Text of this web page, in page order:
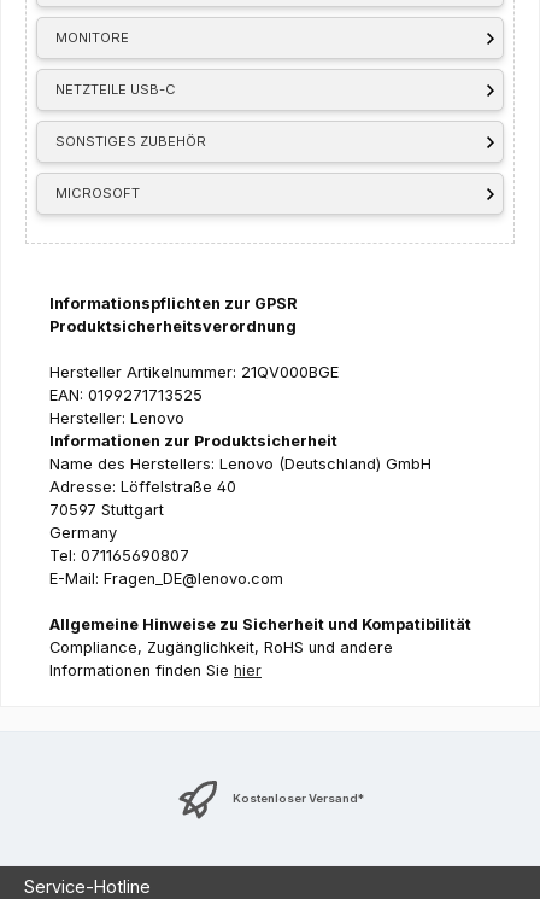
MONITORE
NETZTEILE USB-C
SONSTIGES ZUBEHÖR
MICROSOFT
Informationspflichten zur GPSR
Produktsicherheitsverordnung
Hersteller Artikelnummer: 21QV000BGE
EAN: 0199271713525
Hersteller: Lenovo
Informationen zur Produktsicherheit
Name des Herstellers: Lenovo (Deutschland) GmbH
Adresse: Löffelstraße 40
70597 Stuttgart
Germany
Tel: 071165690807
E-Mail: Fragen_DE@lenovo.com
Allgemeine Hinweise zu Sicherheit und Kompatibilität
Compliance, Zugänglichkeit, RoHS und andere
Informationen finden Sie hier
Kostenloser Versand*
Service-Hotline